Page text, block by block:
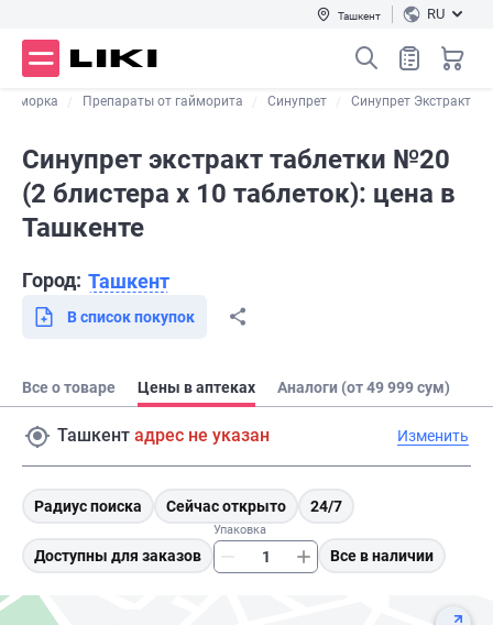
Ташкент RU
Препараты от гайморита Синупрет Синупрет Экстракт
Синупрет экстракт таблетки №20
(2 блистера х 10 таблеток): цена в
Ташкенте
Город: Ташкент
В список покупок
Все о товаре Цены в аптеках Аналоги (от 49 999 сум)
Ташкент адрес не указан Изменить
Радиус поиска Сейчас открыто 24/7
Доступны для заказов
Упаковка
Все в наличии